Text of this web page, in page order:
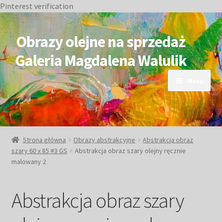
Pinterest verification
do
nawigacji
do
treści
Obrazy olejne na sprzedaż
Galeria Magdalena Walulik
OBRAZY DOSTĘPNE
Duże obrazy
Postacie
Strona główna Obrazy abstrakcyjne
Abstrakcja obraz
szary 60 x 85 #3 GS
Abstrakcja obraz szary olejny ręcznie
malowany 2
Abstrakcja obraz szary